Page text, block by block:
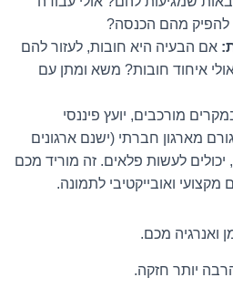
להפיק מהם הכנסה?
אם הבעיה היא חובות, לעזור להם
איחוד חובות? משא ומתן עם
מורכבים, יועץ פיננסי
מארגון חברתי (ישנם ארגונים
לעשות פלאים. זה מוריד מכם
ואובייקטיבי לתמונה.
ואנרגיה מכם.
יותר חזקה.